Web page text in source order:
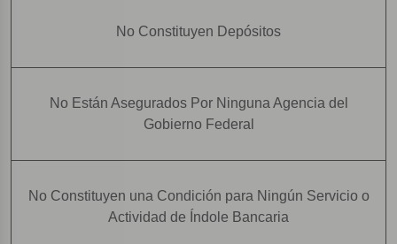
No Constituyen Depósitos
No Están Asegurados Por Ninguna Agencia del
Gobierno Federal
No Constituyen una Condición para Ningún Servicio o
Actividad de Índole Bancaria